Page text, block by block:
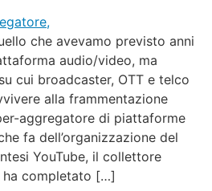
che avevamo previsto anni
audio/video, ma
cui broadcaster, OTT e telco
alla frammentazione
aggregatore di piattaforme
fa dell’organizzazione del
YouTube, il collettore
ha completato […]